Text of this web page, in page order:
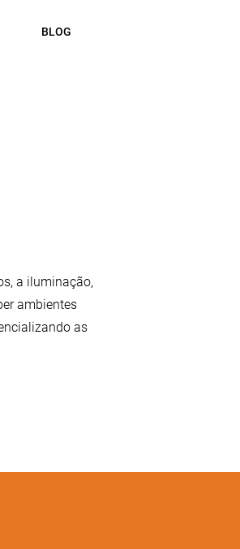
BLOG
a iluminação,
ambientes
as